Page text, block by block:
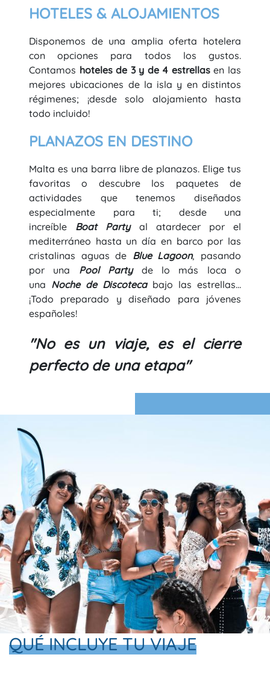
HOTELES & ALOJAMIENTOS
Disponemos de una amplia oferta hotelera
con opciones para todos los gustos.
Contamos hoteles de 3 y de 4 estrellasen las
mejores ubicaciones de la isla y en distintos
régimenes; ¡desde solo alojamiento hasta
todo incluido!
PLANAZOS EN DESTINO
Malta es una barra libre de planazos. Elige tus
favoritas o descubre los paquetes de
actividades que tenemos diseñados
especialmente para ti; desde una
increíble Boat Partyal atardecer por el
mediterráneo hasta un día en barco por las
cristalinas aguas de Blue Lagoon, pasando
por una Pool Partyde lo más loca o
una Noche de Discotecabajo las estrellas...
¡Todo preparado y diseñado para jóvenes
españoles!
"No es un viaje, es el cierre
perfecto de una etapa"
QUÉ INCLUYE TU VIAJE